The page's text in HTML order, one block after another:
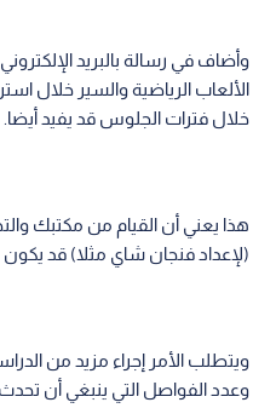
وأضاف في رسالة بالبريد
الألعاب الرياضية والسير خلال
خلال فترات الجلوس قد يفيد أيضا.
هذا يعني أن القيام من مكتبك
(لإعداد فنجان شاي مثلا) قد يكون
ويتطلب الأمر إجراء مزيد من
وعدد الفواصل التي ينبغي أن